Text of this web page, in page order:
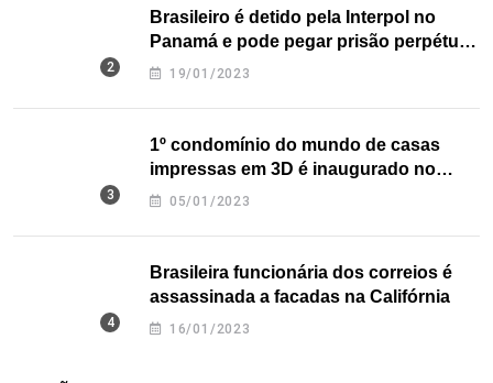
Brasileiro é detido pela Interpol no
Panamá e pode pegar prisão perpétua
nos EUA
19/01/2023
1º condomínio do mundo de casas
impressas em 3D é inaugurado no
Texas
05/01/2023
Brasileira funcionária dos correios é
assassinada a facadas na Califórnia
16/01/2023